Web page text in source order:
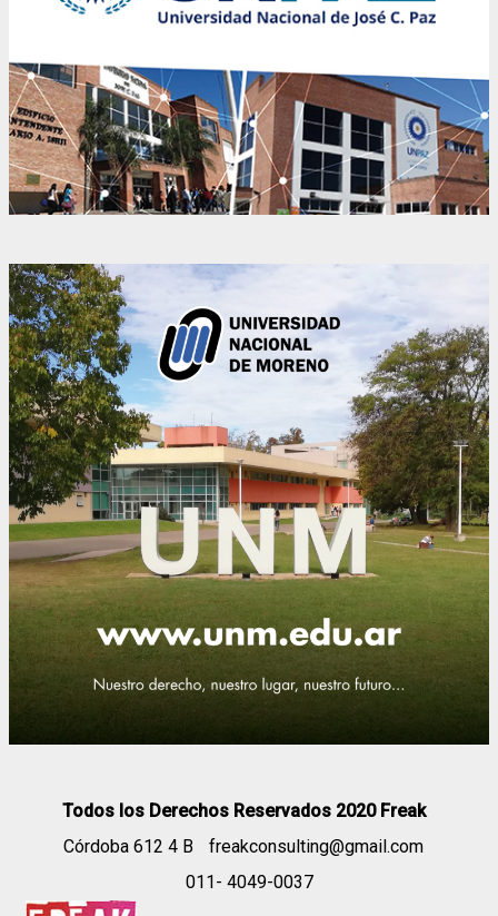
Todos los Derechos Reservados 2020 Freak
Córdoba 612 4 B
freakconsulting@gmail.com
011- 4049-0037